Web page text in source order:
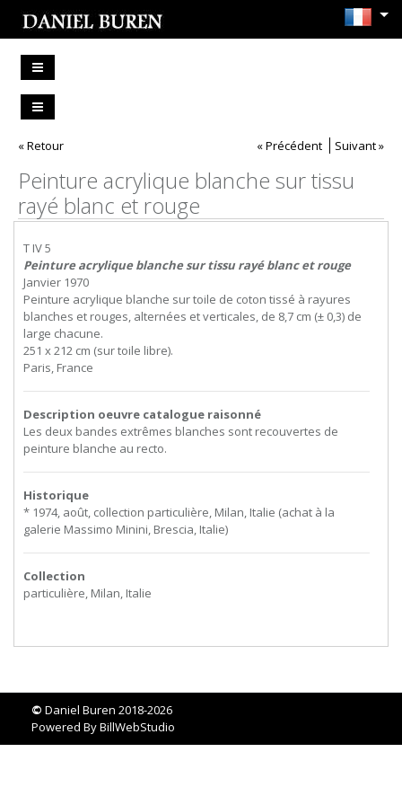
« Retour « Précédent Suivant »
Peinture acrylique blanche sur tissu
rayé blanc et rouge
T IV 5
Peinture acrylique blanche sur tissu rayé blanc et rouge
Janvier 1970
Peinture acrylique blanche sur toile de coton tissé à rayures
blanches et rouges, alternées et verticales, de 8,7 cm (± 0,3) de
large chacune.
251 x 212 cm (sur toile libre).
Paris, France
Description oeuvre catalogue raisonné
Les deux bandes extrêmes blanches sont recouvertes de
peinture blanche au recto.
Historique
* 1974, août, collection particulière, Milan, Italie (achat à la
galerie Massimo Minini, Brescia, Italie)
Collection
particulière, Milan, Italie
© Daniel Buren 2018-2026
Powered ByBillWebStudio